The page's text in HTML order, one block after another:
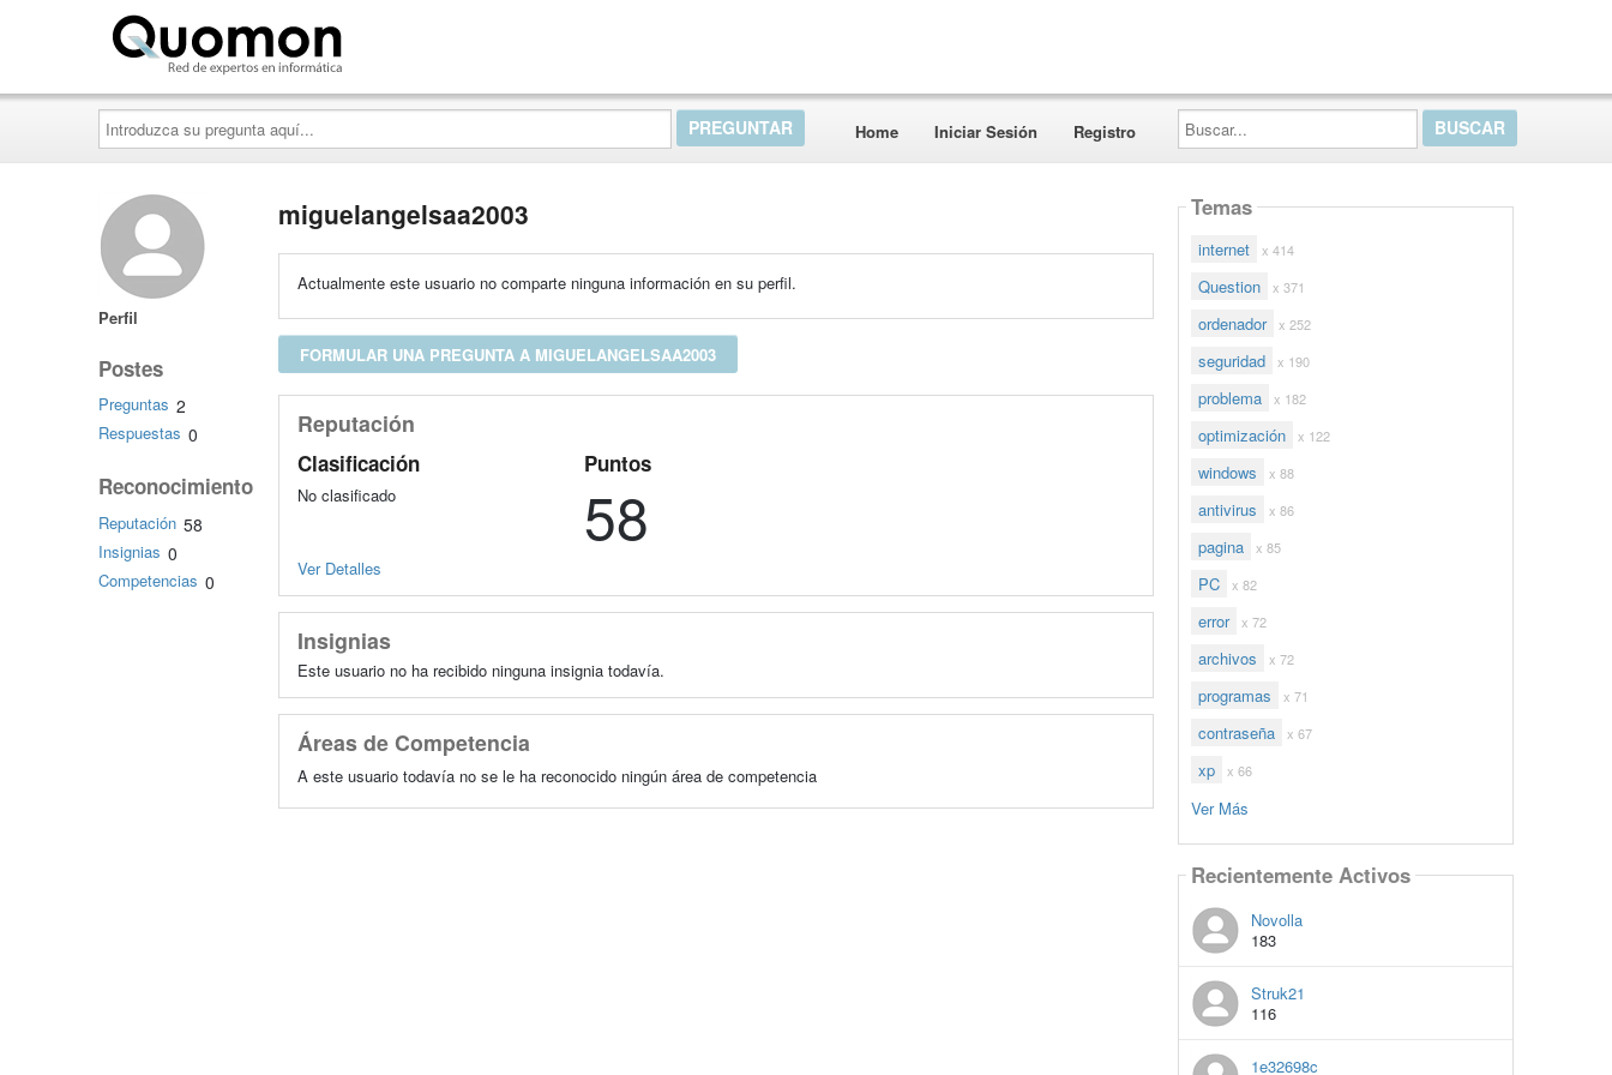
Introduzca
su
pregunta
aquí...
Home Iniciar Sesión Registro
Buscar...
Perfil
Postes
Preguntas 2
Respuestas 0
Reconocimiento
Reputación 58
Insignias 0
Competencias 0
miguelangelsaa2003
Actualmente este usuario no comparte ninguna información en su perfil.
FORMULAR UNA PREGUNTA A MIGUELANGELSAA2003
Reputación
Clasificación
No clasificado
Puntos
58
Ver Detalles
Insignias
Este usuario no ha recibido ninguna insignia todavía.
Áreas de Competencia
A este usuario todavía no se le ha reconocido ningún área de competencia
Temas
internet x 414
Question x 371
ordenador x 252
seguridad x 190
problema x 182
optimización x 122
windows x 88
antivirus x 86
pagina x 85
PC x 82
error x 72
archivos x 72
programas x 71
contraseña x 67
xp x 66
Ver Más
Recientemente Activos
Novolla
183
Struk21
116
1e32698c